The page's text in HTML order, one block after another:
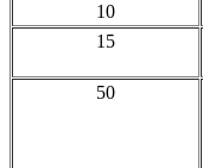
10
15
50